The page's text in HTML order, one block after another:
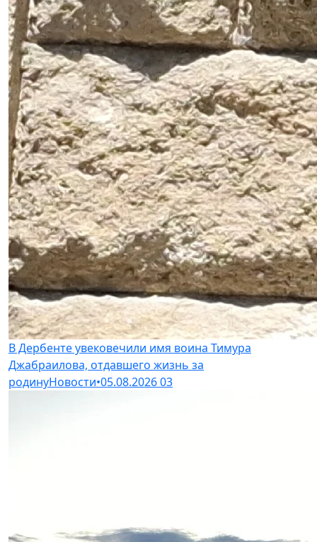
В Дербенте увековечили имя воина Тимура
Джабраилова, отдавшего жизнь за
родинуНовости•05.08.202603